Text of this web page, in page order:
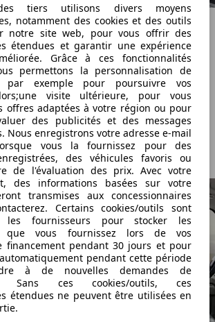
avec deux nouvelles éditions
du Puma avec deux séries
mise sur le dynamisme du modèle
la Black Edition offre une touche plus
Gen-E.
06/08/2026·2 min lus
avec deux nouvelles éditions
tiers utilisons divers moyens
notamment des cookies et des outils
notre site web, pour vous offrir des
étendues et garantir une expérience
Grâce à ces fonctionnalités
permettons la personnalisation de
exemple pour poursuivre vos
visite ultérieure, pour vous
offres adaptées à votre région ou pour
des publicités et des messages
Nous enregistrons votre adresse e-mail
vous la fournissez pour des
des véhicules favoris ou
de l'évaluation des prix. Avec votre
des informations basées sur votre
transmises aux concessionnaires
Certains cookies/outils sont
les fournisseurs pour stocker les
que vous fournissez lors de vos
financement pendant 30 jours et pour
pendant cette période
à de nouvelles demandes de
Sans ces cookies/outils, ces
étendues ne peuvent être utilisées en